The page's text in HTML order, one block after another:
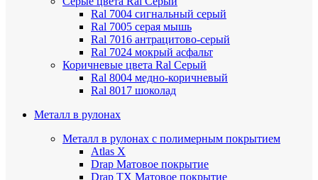
Ral 7004 сигнальный серый
Ral 7005 серая мышь
Ral 7016 антрацитово-серый
Ral 7024 мокрый асфальт
Коричневые цвета Ral Серый
Ral 8004 медно-коричневый
Ral 8017 шоколад
Металл в рулонах
Металл в рулонах с полимерным покрытием
Atlas X
Drap Матовое покрытие
Drap TX Матовое покрытие